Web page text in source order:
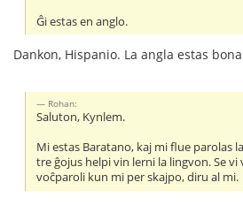
Ĝi estas en anglo.
Dankon, Hispanio. La angla estas
Rohan:
Saluton, Kynlem.
Mi estas Baratano, kaj mi flue parolas
tre ĝojus helpi vin lerni la lingvon. Se vi
voĉparoli kun mi per skajpo, diru al mi.